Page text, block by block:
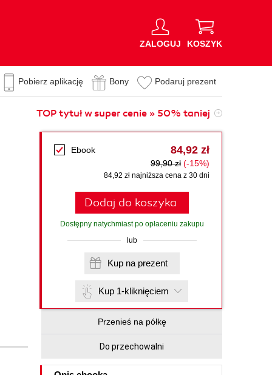
ZALOGUJ KOSZYK
Pobierz aplikację Bony Podaruj prezent
TOP tytuł w super cenie » 50% taniej
Ebook 84,92 zł
99,90 zł (-15%)
84,92 zł najniższa cena z 30 dni
Dodaj do koszyka
Dostępny natychmiast po opłaceniu zakupu
lub
Kup na prezent
Kup 1-kliknięciem
Przenieś na półkę
Do przechowalni